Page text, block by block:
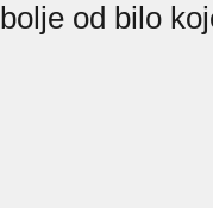
bolje od bilo